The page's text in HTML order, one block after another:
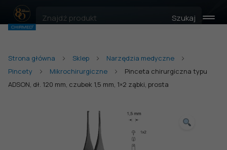
Szukaj
Strona główna Sklep
Narzędzia medyczne
Pincety
Mikrochirurgiczne
Pinceta chirurgiczna typu
ADSON, dł. 120 mm, czubek 1,5 mm, 1×2 ząbki, prosta